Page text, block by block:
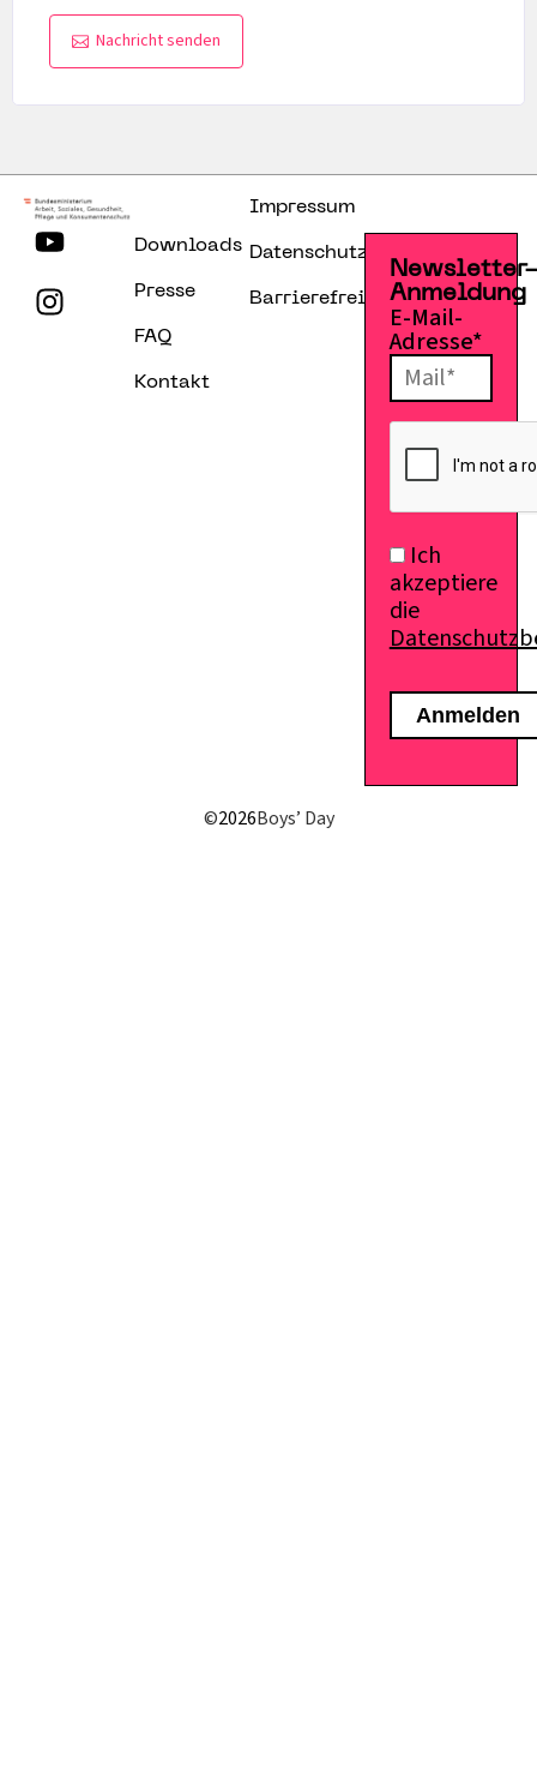
Nachricht senden
Downloads
Presse
FAQ
Kontakt
Impressum
Datenschutzerklärung
Barrierefreiheitserklärung
Anmeldung
E-Mail-
Adresse*
Ich
akzeptiere
die
©2026Boys’ Day